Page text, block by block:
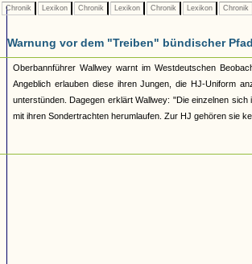
Chronik Lexikon Chronik Lexikon Chronik Lexikon Chronik
Warnung vor dem "Treiben" bündischer
Oberbannführer Wallwey warnt im Westdeutschen
Angeblich erlauben diese ihren Jungen, die HJ-Uniform
unterstünden. Dagegen erklärt Wallwey: "Die einzelnen
mit ihren Sondertrachten herumlaufen. Zur HJ gehören sie